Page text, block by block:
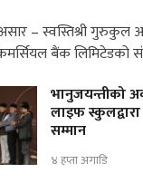
– स्वस्तिश्री गुरुकुल
बैंक लिमिटेडको
भानुजयन्तीको
लाइफ स्कुलद्वारा
सम्मान
४ हप्ता अगाडि